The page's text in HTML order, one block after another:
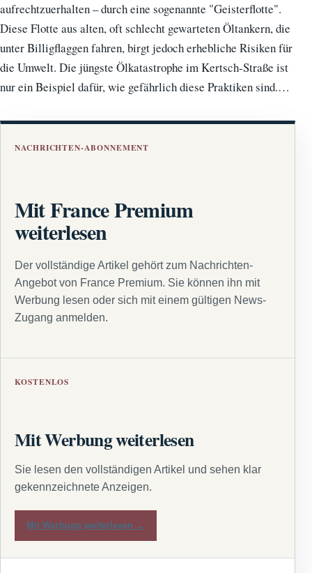
aufrechtzuerhalten – durch eine sogenannte "Geisterflotte".
Diese Flotte aus alten, oft schlecht gewarteten Öltankern, die
unter Billigflaggen fahren, birgt jedoch erhebliche Risiken für
die Umwelt. Die jüngste Ölkatastrophe im Kertsch-Straße ist
nur ein Beispiel dafür, wie gefährlich diese Praktiken sind.…
NACHRICHTEN-ABONNEMENT
Mit France Premium
weiterlesen
Der vollständige Artikel gehört zum Nachrichten-
Angebot von France Premium. Sie können ihn mit
Werbung lesen oder sich mit einem gültigen News-
Zugang anmelden.
KOSTENLOS
Mit Werbung weiterlesen
Sie lesen den vollständigen Artikel und sehen klar
gekennzeichnete Anzeigen.
Mit Werbung weiterlesen →